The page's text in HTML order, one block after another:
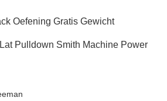
Oefening Gratis Gewicht
Pulldown Smith Machine Power